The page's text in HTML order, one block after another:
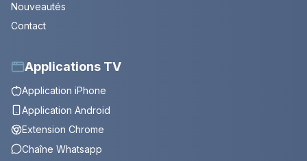
Nouveautés
Contact
Applications TV
Application iPhone
Application Android
Extension Chrome
Chaîne Whatsapp